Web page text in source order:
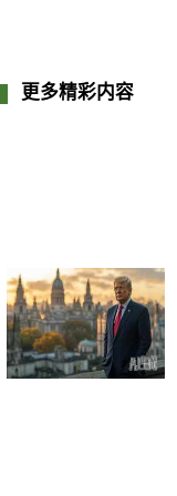
更多精彩内容